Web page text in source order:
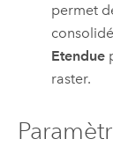
permet
Etendue
raster.